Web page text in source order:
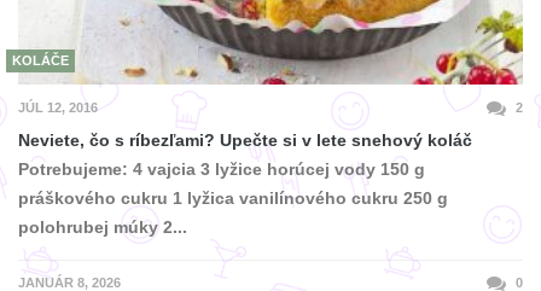
KOLÁČE
JÚL 12, 2016 2
Neviete, čo s ríbezľami? Upečte si v lete snehový koláč
Potrebujeme: 4 vajcia 3 lyžice horúcej vody 150 g
práškového cukru 1 lyžica vanilínového cukru 250 g
polohrubej múky 2...
JANUÁR 8, 2026 0